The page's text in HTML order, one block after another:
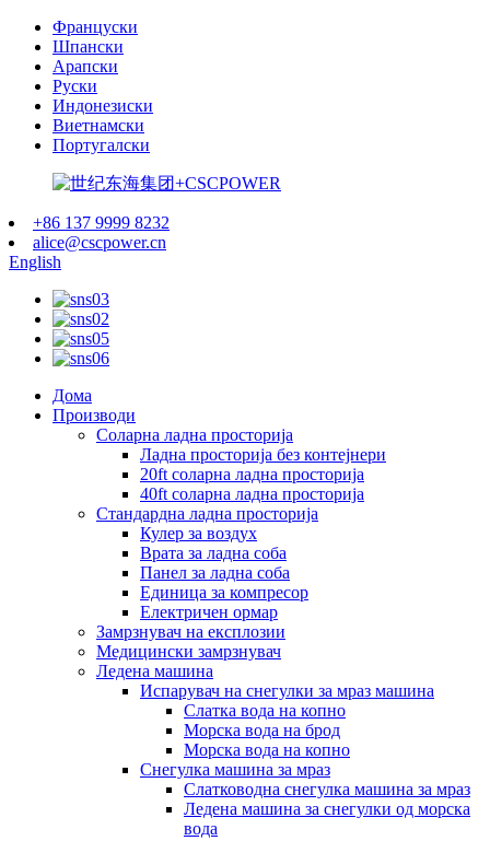
Француски
Шпански
Арапски
Руски
Индонезиски
Виетнамски
Португалски
+86 137 9999 8232
alice@cscpower.cn
English
Дома
Производи
Соларна ладна просторија
Ладна просторија без контејнери
20ft соларна ладна просторија
40ft соларна ладна просторија
Стандардна ладна просторија
Кулер за воздух
Врата за ладна соба
Панел за ладна соба
Единица за компресор
Електричен ормар
Замрзнувач на експлозии
Медицински замрзнувач
Ледена машина
Испарувач на снегулки за мраз машина
Слатка вода на копно
Морска вода на брод
Морска вода на копно
Снегулка машина за мраз
Слатководна снегулка машина за мраз
Ледена машина за снегулки од морска
вода